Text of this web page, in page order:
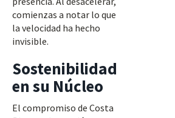
comienzas a notar lo que
la velocidad ha hecho
invisible.
Sostenibilidad
en su Núcleo
El compromiso de Costa